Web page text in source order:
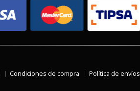
Condiciones de compra Política de envíos